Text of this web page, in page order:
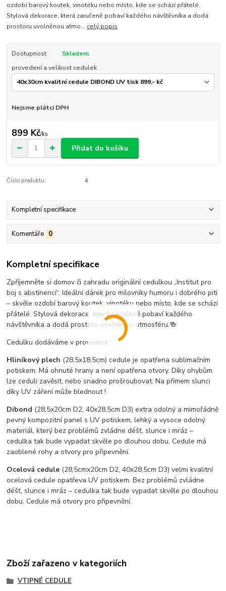
ozdobí barový koutek, vinotéku nebo místo, kde se schází přátelé.
Stylová dekorace, která zaručeně pobaví každého návštěvníka a dodá
prostoru uvolněnou atmo... celý popis
Dostupnost
Skladem
provedení a velikost cedulek
Nejsme plátci DPH
899 Kč/ks
Přidat do košíku
Číslo produktu: 4
Kompletní specifikace
Komentáře 0
Kompletní specifikace
Zpříjemněte si domov či zahradu originální cedulkou „Institut pro
boj s abstinencí“. Ideální dárek pro milovníky humoru i dobrého pití
– skvěle ozdobí barový koutek, vinotéku nebo místo, kde se schází
přátelé. Stylová dekorace, která zaručeně pobaví každého
návštěvníka a dodá prostoru uvolněnou atmosféru.🍻
Cedulku dodáváme v provedení :
Hliníkový plech (28,5x18,5cm) cedule je opatřena sublimačním
potiskem. Má ohnuté hrany a není opatřena otvory. Díky ohybům
lze ceduli zavěsit, nebo snadno prošroubovat. Na přímem slunci
díky UV záření může blednout !
Dibond (28,5x20cm D2, 40x28,5cm D3) extra odolný a mimořádně
pevný kompozitní panel s UV potiskem, lehký a vysoce odolný
materiál, který bez problémů zvládne déšť, slunce i mráz –
cedulka tak bude vypadat skvěle po dlouhou dobu. Cedule má
zaoblené rohy a otvory pro připevnění.
Ocelová cedule (28,5cmx20cm D2, 40x28,5cm D3) velmi kvalitní
ocelová cedule opatřeva UV potiskem. Bez problémů zvládne
déšť, slunce i mráz – cedulka tak bude vypadat skvěle po dlouhou
dobu. Cedule má otvory pro připevnění.
Zboží zařazeno v kategoriích
VTIPNÉ CEDULE